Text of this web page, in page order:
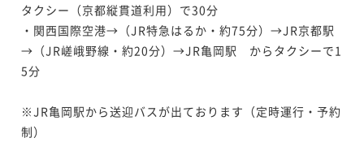
二食付き 事前決済可
IN 15:00 - 18:00 OUT11:00
ポイント即利用で最大5％OFF
¥132,000~
【SW2026】松茸の炭火焼きや土瓶蒸しなど 贅を尽
タクシー（京都縦貫道利用）で30分
・関西国際空港→（JR特急はるか・約75分）→JR京都駅
→（JR嵯峨野線・約20分）→JR亀岡駅　からタクシーで1
5分
※JR亀岡駅から送迎バスが出ております（定時運行・予約
制）